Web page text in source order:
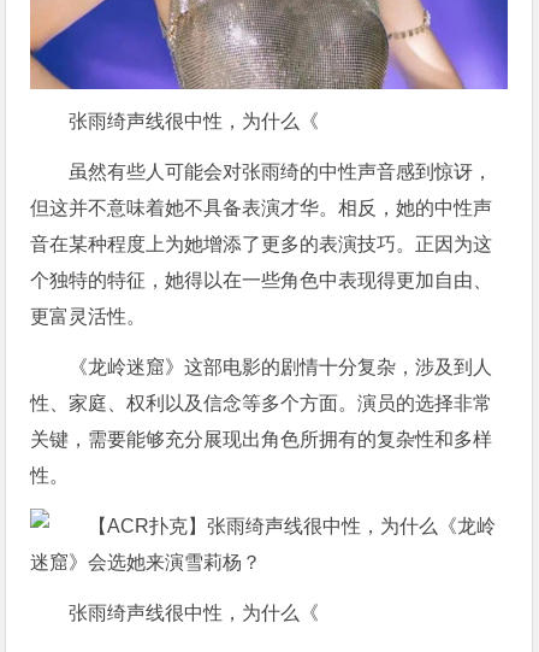
张雨绮声线很中性，为什么《
虽然有些人可能会对张雨绮的中性声音感到惊讶，
但这并不意味着她不具备表演才华。相反，她的中性声
音在某种程度上为她增添了更多的表演技巧。正因为这
个独特的特征，她得以在一些角色中表现得更加自由、
更富灵活性。
《龙岭迷窟》这部电影的剧情十分复杂，涉及到人
性、家庭、权利以及信念等多个方面。演员的选择非常
关键，需要能够充分展现出角色所拥有的复杂性和多样
性。
张雨绮声线很中性，为什么《